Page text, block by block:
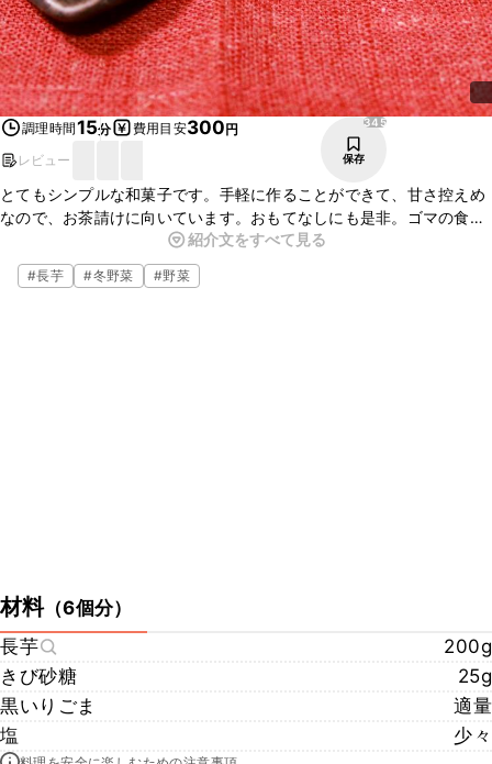
調理時間15分 費用目安300円
レビュー
345
保存
とてもシンプルな和菓子です。手軽に作ることができて、甘さ控えめ
なので、お茶請けに向いています。おもてなしにも是非。ゴマの食感
がアクセントになりますので、ゴマが好きな方は、全面をゴマで覆っ
ても良いです。
紹介文をすべて見る
#長芋 #冬野菜 #野菜
材料（6個分）
長芋
200g
きび砂糖
25g
黒いりごま
適量
塩
少々